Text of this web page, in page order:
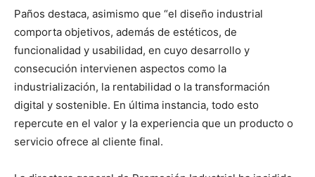
Paños destaca, asimismo que “el diseño industrial
comporta objetivos, además de estéticos, de
funcionalidad y usabilidad, en cuyo desarrollo y
consecución intervienen aspectos como la
industrialización, la rentabilidad o la transformación
digital y sostenible. En última instancia, todo esto
repercute en el valor y la experiencia que un producto o
servicio ofrece al cliente final.